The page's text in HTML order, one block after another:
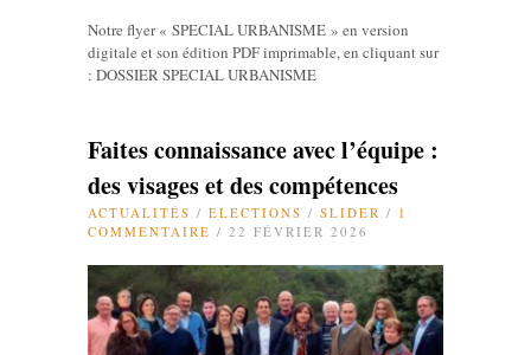
Notre flyer « SPECIAL URBANISME » en version
digitale et son édition PDF imprimable, en cliquant sur
: DOSSIER SPECIAL URBANISME
Faites connaissance avec l’équipe :
des visages et des compétences
ACTUALITÉS / ELECTIONS / SLIDER / 1
COMMENTAIRE / 22 FÉVRIER 2026